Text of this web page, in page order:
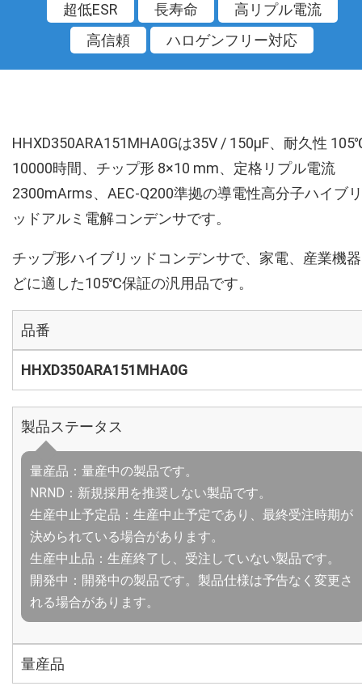
超低ESR 長寿命
高リプル電流
高信頼
ハロゲンフリー対応
HHXD350ARA151MHA0Gは35V / 150µF、耐久性
10000時間、チップ形 8×10 mm、定格リプル電流
2300mArms、AEC-Q200準拠の導電性高分子ハイブリ
ッドアルミ電解コンデンサです。
チップ形ハイブリッドコンデンサで、家電、産業機
どに適した105℃保証の汎用品です。
品番
HHXD350ARA151MHA0G
製品ステータス
量産品：量産中の製品です。
NRND：新規採用を推奨しない製品です。
生産中止予定品：生産中止予定であり、最終受注時期が
決められている場合があります。
生産中止品：生産終了し、受注していない製品です。
開発中：開発中の製品です。製品仕様は予告なく変更さ
れる場合があります。
量産品